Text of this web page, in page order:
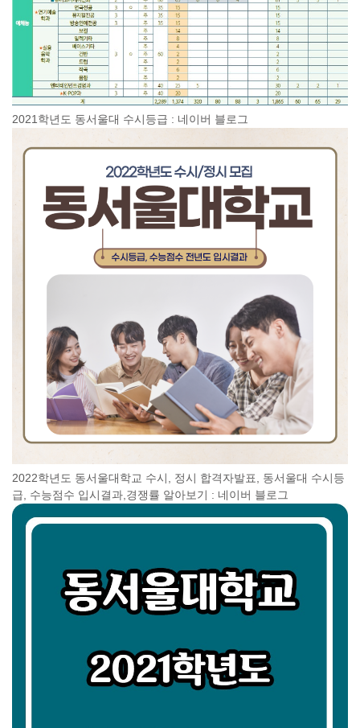
2021학년도 동서울대 수시등급 : 네이버 블로그
2022학년도 동서울대학교 수시, 정시 합격자발표, 동서울대 수시등
급, 수능점수 입시결과,경쟁률 알아보기 : 네이버 블로그